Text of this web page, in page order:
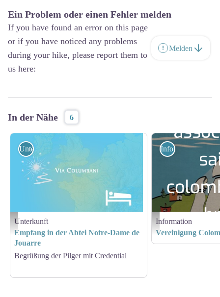
Ein Problem oder einen Fehler melden
If you have found an error on this page
or if you have noticed any problems
during your hike, please report them to
us here:
Melden
In der Nähe 6
Hébergement - Via Columbani
Unterkunft
Unterkunft
Empfang in der Abtei Notre-Dame de
Jouarre
Begrüßung der Pilger mit Credential
Amis St Colomban
Information
Information
Vereinigung